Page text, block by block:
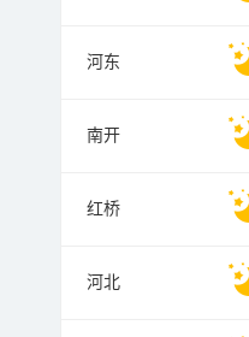
河东
南开
红桥
河北